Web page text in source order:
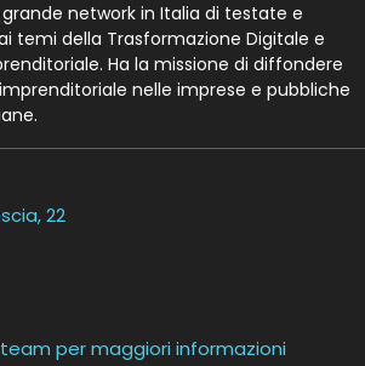
network in Italia di testate e
temi della Trasformazione Digitale e
Ha la missione di diffondere
nelle imprese e pubbliche
22
per maggiori informazioni